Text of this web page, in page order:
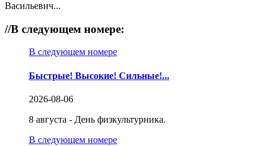
Васильевич...
//В следующем номере:
В следующем номере
Быстрые! Высокие! Сильные!...
2026-08-06
8 августа - День физкультурника.
В следующем номере